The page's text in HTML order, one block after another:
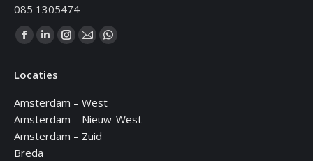
085 1305474
Vind ons op:
Facebook
opens
new
window
Linkedin
opens
new
window
Instagram
new
window
Mail
in
new
window
WhatsApp
new
Locaties
Amsterdam – West
Amsterdam – Nieuw-West
Amsterdam – Zuid
Breda